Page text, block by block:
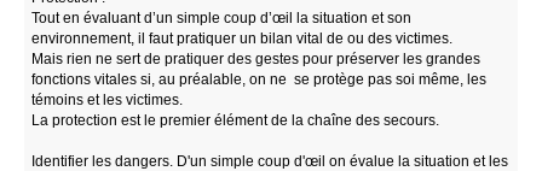
Tout en évaluant d’un simple coup d’œil la situation et son
environnement, il faut pratiquer un bilan vital de ou des victimes.
Mais rien ne sert de pratiquer des gestes pour préserver les grandes
fonctions vitales si, au préalable, on ne se protège pas soi même, les
témoins et les victimes.
La protection est le premier élément de la chaîne des secours.
Identifier les dangers. D'un simple coup d'œil on évalue la situation et les